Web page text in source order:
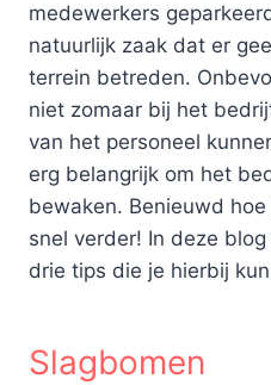
medewerkers
natuurlijk zaak dat er
terrein betreden.
niet zomaar bij het
van het personeel
erg belangrijk om het
bewaken. Benieuwd
snel verder! In deze
drie tips die je hierbij
Slagbomen